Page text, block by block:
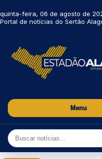
quinta-feira, 06 de agosto de
Portal de notícias do Sertão
Menu